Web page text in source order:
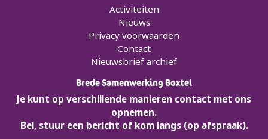
Activiteiten
Nieuws
Privacy voorwaarden
Contact
Nieuwsbrief archief
Brede Samenwerking Boxtel
Je kunt op verschillende manieren contact met ons
opnemen.
Bel, stuur een bericht of kom langs (op afspraak).